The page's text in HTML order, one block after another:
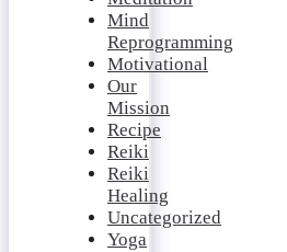
Mind
Reprogramming
Motivational
Our
Mission
Recipe
Reiki
Reiki
Healing
Uncategorized
Yoga